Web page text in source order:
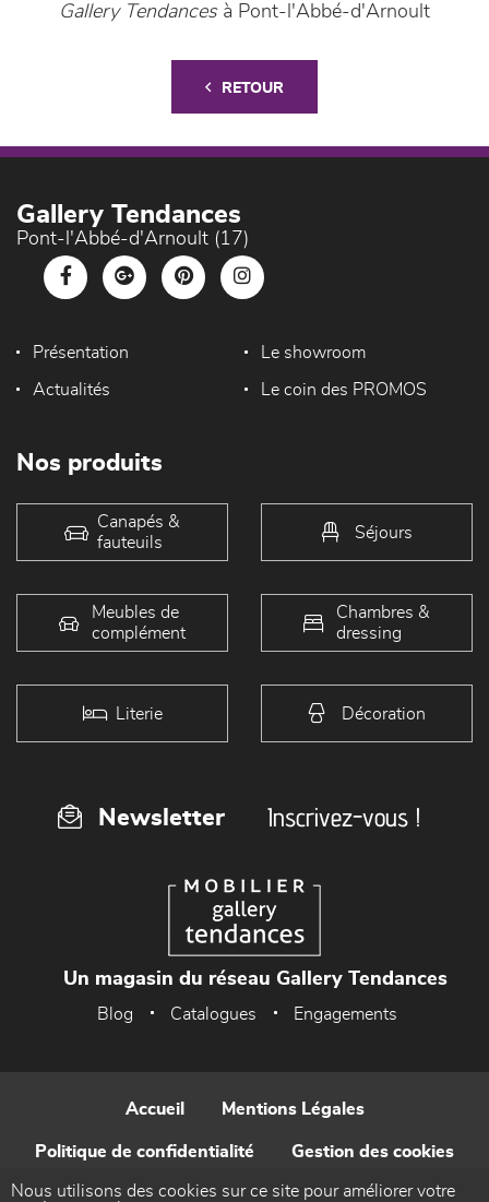
Gallery Tendancesà Pont-l'Abbé-d'Arnoult
RETOUR
Gallery Tendances
Pont-l'Abbé-d'Arnoult (17)
Présentation Le showroom
Actualités Le coin des PROMOS
Nos produits
Canapés &
fauteuils
Séjours
Meubles de
complément
Chambres &
dressing
Literie Décoration
Newsletter Inscrivez-vous !
Un magasin du réseau Gallery Tendances
Blog Catalogues Engagements
Accueil Mentions Légales
Politique de confidentialité Gestion des cookies
Contact
Nous utilisons des cookies sur ce site pour améliorer votre